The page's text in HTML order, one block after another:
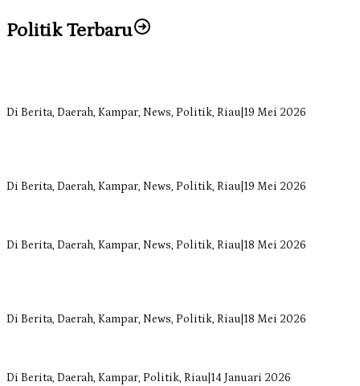
Politik Terbaru
Di Berita, Daerah, Kampar, News, Politik, Riau 19 Mei 2026
Di Berita, Daerah, Kampar, News, Politik, Riau 19 Mei 2026
Di Berita, Daerah, Kampar, News, Politik, Riau 18 Mei 2026
Di Berita, Daerah, Kampar, News, Politik, Riau 18 Mei 2026
Di Berita, Daerah, Kampar, Politik, Riau 14 Januari 2026